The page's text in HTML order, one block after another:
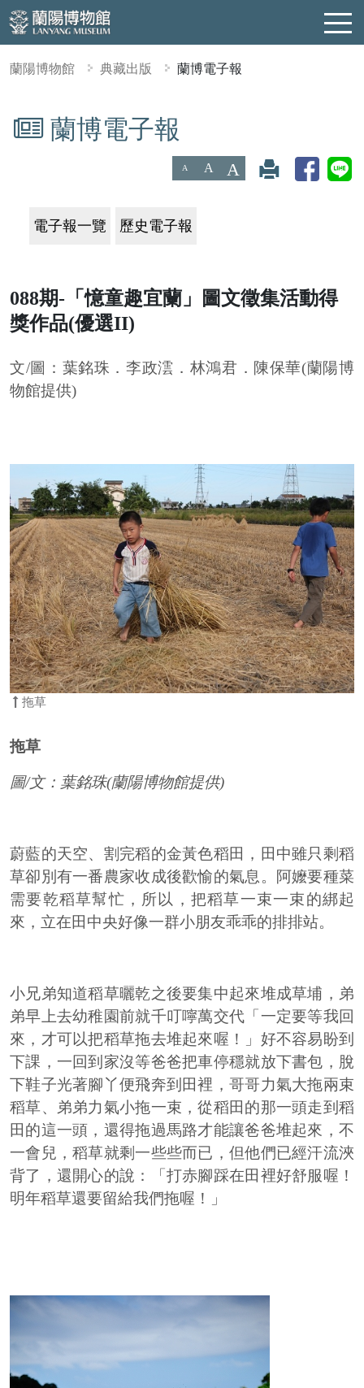
蘭陽博物館 典藏出版 蘭博電子報
蘭博電子報
A A A
電子報一覽 歷史電子報
088期-「憶童趣宜蘭」圖文徵集活動得
獎作品(優選II)
文/圖：葉銘珠．李政澐．林鴻君．陳保華(蘭陽博
物館提供)
拖草
拖草
圖/文：葉銘珠(蘭陽博物館提供)
蔚藍的天空、割完稻的金黃色稻田，田中雖只剩稻
草卻別有一番農家收成後歡愉的氣息。阿嬤要種菜
需要乾稻草幫忙，所以，把稻草一束一束的綁起
來，立在田中央好像一群小朋友乖乖的排排站。
小兄弟知道稻草曬乾之後要集中起來堆成草埔，弟
弟早上去幼稚園前就千叮嚀萬交代「一定要等我回
來，才可以把稻草拖去堆起來喔！」好不容易盼到
下課，一回到家沒等爸爸把車停穩就放下書包，脫
下鞋子光著腳丫便飛奔到田裡，哥哥力氣大拖兩束
稻草、弟弟力氣小拖一束，從稻田的那一頭走到稻
田的這一頭，還得拖過馬路才能讓爸爸堆起來，不
一會兒，稻草就剩一些些而已，但他們已經汗流浹
背了，還開心的說：「打赤腳踩在田裡好舒服喔！
明年稻草還要留給我們拖喔！」